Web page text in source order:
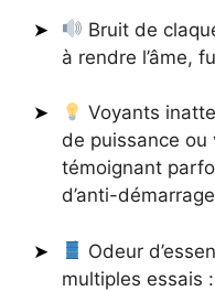
Bruit de
à rendre l’âme,
Voyants
de puissance ou
témoignant
d’anti-
Odeur
multiples essais